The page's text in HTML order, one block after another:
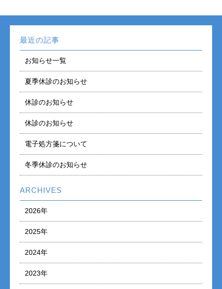
最近の記事
お知らせ一覧
夏季休診のお知らせ
休診のお知らせ
休診のお知らせ
電子処方箋について
冬季休診のお知らせ
ARCHIVES
2026年
2025年
2024年
2023年